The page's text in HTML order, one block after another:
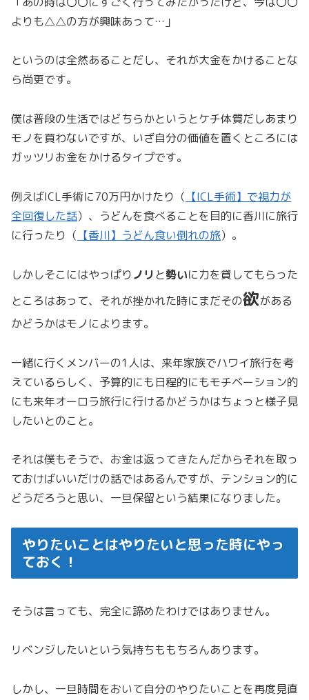
よりも△△の方が興味あって…」
というのは全然あることだし、それが大金をかけることな
ら尚更です。
僕は普段の生活ではどちらかというとケチ体質だしあまり
モノを買わないですが、いざ自分の価値を置くところには
ガッツリお金をかけるタイプです。
例えばICL手術に70万円かけたり（ 【ICL手術】で視力が
全回復した話）、うどんを食べることを目的に香川に旅行
に行ったり（ 【香川】うどん食い倒れの旅）。
しかしそこにはやっぱりノリ と勢いに力を貸してもらった
ところはあって、それが挫かれた時にまだその欲がある
かどうかはモノによります。
一緒に行くメンバーの1人は、来年家族でハワイ旅行を考
えているらしく、予算的にも日程的にもモチベーション的
にも来年オーロラ旅行に行けるかどうかはちょっと様子見
したいとのこと。
それは僕もそうで、お金は返ってきたんだからそれを取っ
ておけばいいだけの話ではあるんですが、テンション的に
どうだろうと思い、一旦保留という結果になりました。
やりたいことはやりたいと思った時にやっ
ておく！
そうは言っても、完全に諦めたわけではありません。
リベンジしたいという気持ちももちろんあります。
しかし、一旦時間をおいて自分のやりたいことを再度見直